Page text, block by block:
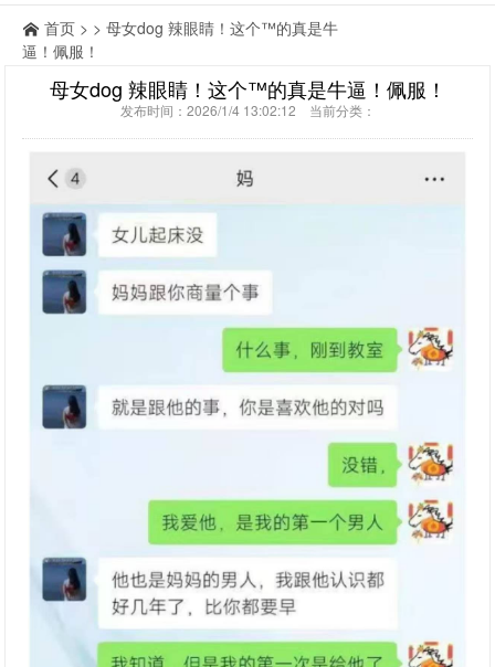
首页 > > 母女dog 辣眼睛！这个™的真是牛
逼！佩服！
母女dog 辣眼睛！这个™的真是牛逼！佩服！
发布时间：2026/1/4 13:02:12 当前分类：